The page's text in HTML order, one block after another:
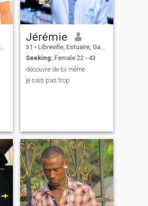
Jérémie
31 • Libreville, Estuaire, Gabon
Seeking: Female 22 - 43
découvre de toi même
je sais pas trop